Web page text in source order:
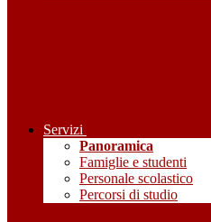
Servizi
Panoramica
Famiglie e studenti
Personale scolastico
Percorsi di studio